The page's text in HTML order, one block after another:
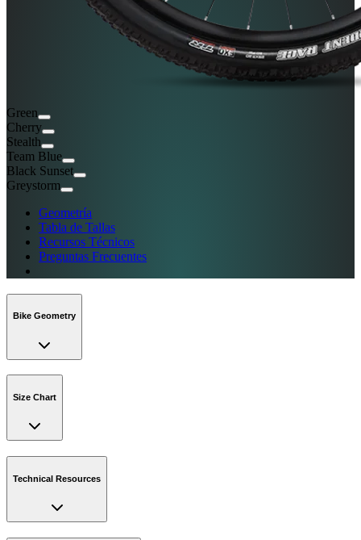
Green
Cherry
Stealth
Team Blue
Black Sunset
Greystorm
Geometría
Tabla de Tallas
Recursos Técnicos
Preguntas Frecuentes
Bike Geometry
Size Chart
Technical Resources